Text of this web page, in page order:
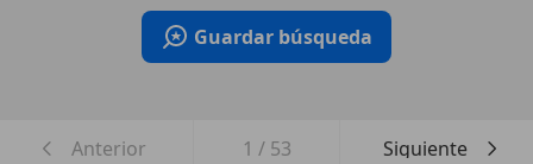
Guardar búsqueda
Anterior 1 / 53 Siguiente